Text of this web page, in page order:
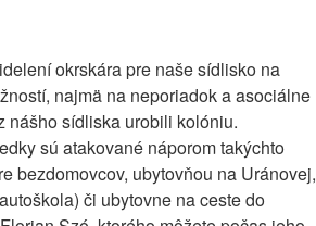
okrskára pre naše sídlisko na
najmä na neporiadok a asociálne
nášho sídliska urobili kolóniu.
sú atakované náporom takýchto
bezdomovcov, ubytovňou na Uránovej,
či ubytovne na ceste do